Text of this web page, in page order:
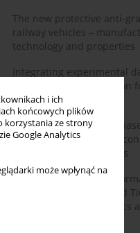
i ich
końcowych plików
korzystania ze strony
Google Analytics
może wpłynąć na
The new protective anti-
railway vehicles –
technology and properties
Integrating experimental
computation for emission
automotive systems
Prediction of tool wear
during end milling of
artificial neural networks
Enhancing Fatigue
Additively Manufactured
of Surface Characteristics